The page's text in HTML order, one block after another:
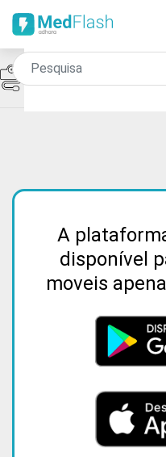
Icon Hipertensão Arterial
A
disponível
moveis